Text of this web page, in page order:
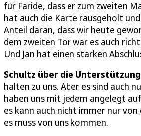
für Faride, dass er zum zweiten
hat auch die Karte rausgeholt
Anteil daran, dass wir heute
dem zweiten Tor war es auch
Und Jan hat einen starken
Schultz über die Unterstützung
halten zu uns. Aber es sind auch
haben uns mit jedem angelegt
es kann auch nicht immer nur von
es muss von uns kommen.